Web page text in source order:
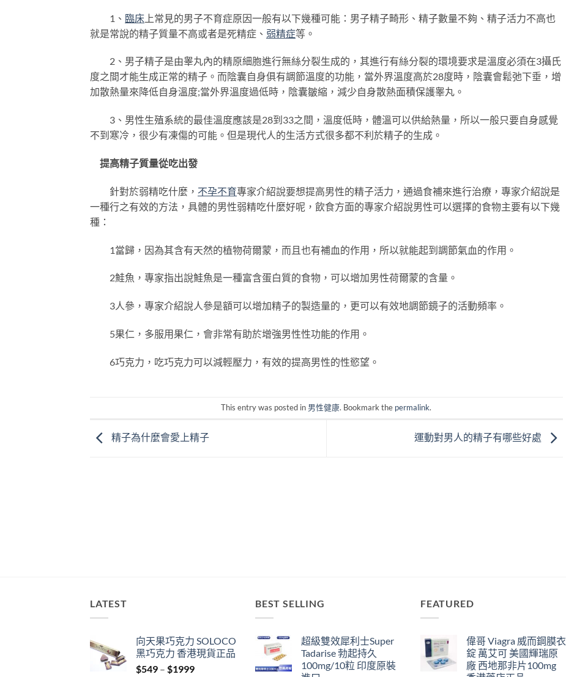
1、 臨床 上常見的男子不育症原因一般有以下幾種可能：男子精子畸形、精子數量不夠、精子活力不高也
就是常說的精子質量不高或者是死精症、 弱精症等。
2、男子精子是由睾丸內的精原細胞進行無絲分裂生成的，其進行有絲分裂的環境要求是溫度必須在3攝氏
度之間才能生成正常的精子。而陰囊自身俱有調節溫度的功能，當外界溫度高於28度時，陰囊會鬆弛下垂，增
加散熱量來降低自身溫度;當外界溫度過低時，陰囊皺縮，減少自身散熱面積保護睾丸。
3、男性生殖系統的最佳溫度應該是28到33之間，溫度低時，體溫可以供給熱量，所以一般只要自身感覺
不到寒冷，很少有凍傷的可能。但是現代人的生活方式很多都不利於精子的生成。
提高精子質量從吃出發
針對於弱精吃什麼， 不孕不育專家介紹說要想提高男性的精子活力，通過食補來進行治療，專家介紹說是
一種行之有效的方法，具體的男性弱精吃什麼好呢，飲食方面的專家介紹說男性可以選擇的食物主要有以下幾
種：
1當歸，因為其含有天然的植物荷爾蒙，而且也有補血的作用，所以就能起到調節氣血的作用。
2鮭魚，專家指出說鮭魚是一種富含蛋白質的食物，可以增加男性荷爾蒙的含量。
3人參，專家介紹說人參是額可以增加精子的製造量的，更可以有效地調節鏡子的活動頻率。
5果仁，多服用果仁，會非常有助於增強男性性功能的作用。
6巧克力，吃巧克力可以減輕壓力，有效的提高男性的性慾望。
This entry was posted in 男性健康. Bookmark the permalink.
精子為什麼會愛上精子 運動對男人的精子有哪些好處
LATEST
向天果巧克力 SOLOCO
黑巧克力 香港現貨正品
$549 – $1999Price
BEST SELLING
超級雙效犀利士Super
Tadarise 勃起持久
100mg/10粒 印度原裝
FEATURED
偉哥 Viagra 威而鋼膜衣
錠 萬艾可 美國輝瑞原
廠 西地那非片100mg